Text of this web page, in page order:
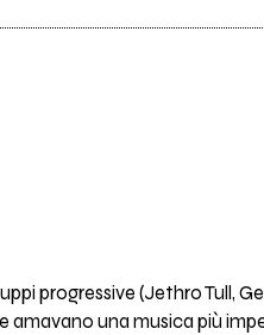
progressive (Jethro Tull,
una musica più